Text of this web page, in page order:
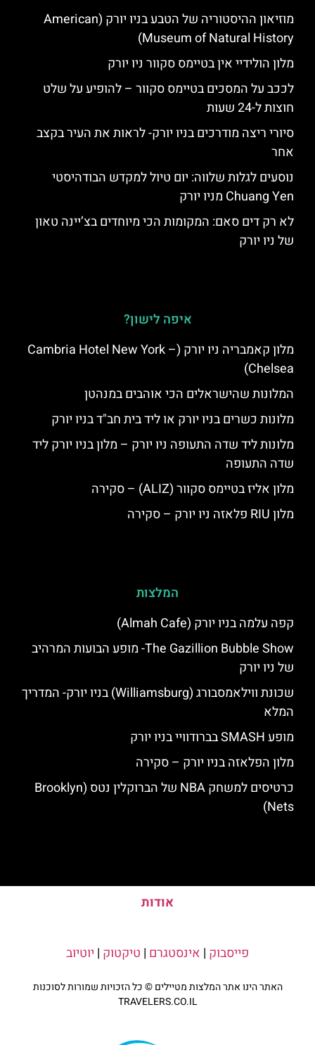
מוזיאון ההיסטוריה של הטבע בניו יורק (American
Museum of Natural History)
מלון הולידיי אין בטיימס סקוור ניו יורק
לככב על המסכים בטיימס סקוור – להופיע על שלט
חוצות ל-24 שעות
סיורי ריצה מודרכים בניו יורק- לראות את העיר בקצב
אחר
נוסעים לגלות שלווה: יום טיול למקדש הבודהיסטי
Chuang Yen מניו יורק
לא רק דים סאם: המקומות הכי מיוחדים בצ’יינה טאון
של ניו יורק
איפה לישון?
מלון קאמבריה ניו יורק (Cambria Hotel New York –
Chelsea)
המלונות שהישראלים הכי אוהבים במנהטן
מלונות כשרים בניו יורק או ליד בית חב"ד בניו יורק
מלונות ליד שדה התעופה ניו יורק – מלון בניו יורק ליד
שדה התעופה
מלון אליז בטיימס סקוור (ALIZ) – סקירה
מלון RIU פלאזה ניו יורק – סקירה
המלצות
קפה עלמה בניו יורק (Almah Cafe)
The Gazillion Bubble Show- מופע הבועות המרהיב
של ניו יורק
שכונת ווילאמסבורג (Williamsburg) בניו יורק- המדריך
המלא
מופע SMASH בברודוויי בניו יורק
מלון הפלאזה בניו יורק – סקירה
כרטיסים למשחק NBA של הברוקלין נטס (Brooklyn
Nets)
אודות
פייסבוק | אינסטגרם | טיקטוק | יוטיוב
האתר הינו אתר המלצות מטיילים © כל הזכויות שמורות לסוכנות
TRAVELERS.CO.IL